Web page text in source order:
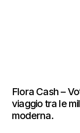
Flora Cash –
viaggio tra le
moderna.